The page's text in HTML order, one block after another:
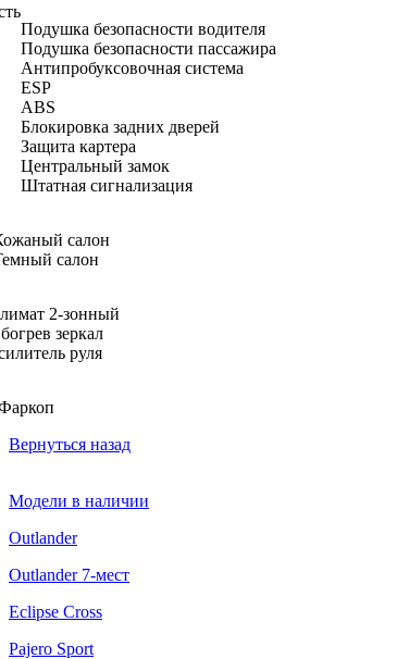
Подушка безопасности водителя
Подушка безопасности пассажира
Антипробуксовочная система
ESP
ABS
Блокировка задних дверей
Защита картера
Центральный замок
Штатная сигнализация
салон
салон
2-зонный
зеркал
руля
Вернуться назад
Модели в наличии
Outlander
Outlander 7-мест
Eclipse Cross
Pajero Sport